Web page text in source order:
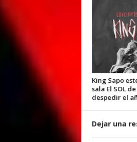
King Sapo
sala El SOL
despedir el
Dejar una